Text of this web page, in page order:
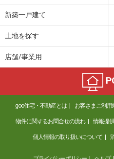
5.40万
群馬県みどり市笠懸町久宮
3.60万
住 所
群馬県
専有面積 23.18m²
間取り
1K
群馬県富岡市富岡
新築一戸建て
土地を探す
店舗/事業用
goo住宅・不動産とは お客さまご利
物件に関するお問合せの流れ 情報提
個人情報の取り扱いについて